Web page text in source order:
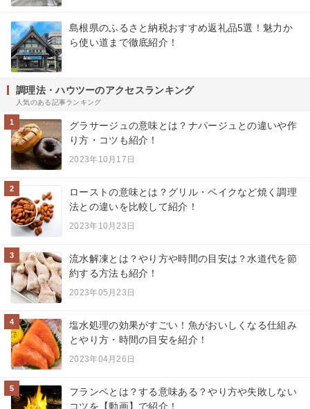
島根県のふるさと納税おすすめ返礼品5選！魅力か
ら使い道まで徹底紹介！
調理法・ハウツーのアクセスランキング
人気のある記事ランキング
1
グラサージュの意味とは？ナパージュとの違いや作
り方・コツも紹介！
2023年10月17日
2
ローストの意味とは？グリル・ベイクなど焼く調理
法との違いを比較して紹介！
2023年10月23日
3
流水解凍とは？やり方や時間の目安は？水道代を節
約する方法も紹介！
2023年05月23日
4
塩水処理の効果がすごい！魚がおいしくなる仕組み
とやり方・時間の目安を紹介！
2023年04月26日
5
フランベとは？する意味ある？やり方や失敗しない
コツを【動画】で紹介！